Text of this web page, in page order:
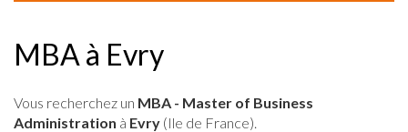
MBA à Evry
Vous recherchez un MBA - Master of Business
Administration à Evry (Ile de France).